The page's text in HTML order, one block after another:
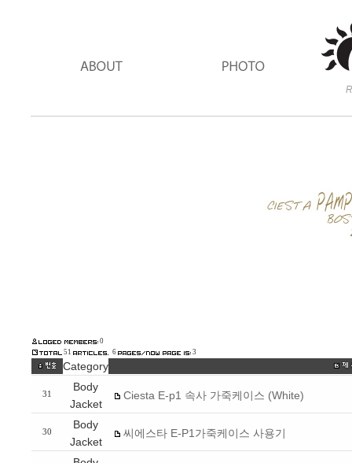
0
51
6 3
Category
31
Body
Jacket
Ciesta E-p1 속사 가죽케이스 (White)
30
Body
Jacket
씨에스타 E-P1가죽케이스 사용기